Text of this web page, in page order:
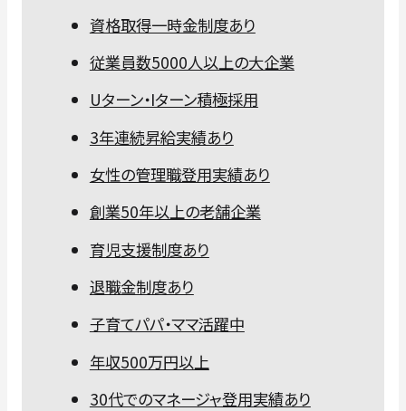
資格取得一時金制度あり
従業員数5000人以上の大企業
Uターン・Iターン積極採用
3年連続昇給実績あり
女性の管理職登用実績あり
創業50年以上の老舗企業
育児支援制度あり
退職金制度あり
子育てパパ・ママ活躍中
年収500万円以上
30代でのマネージャ登用実績あり